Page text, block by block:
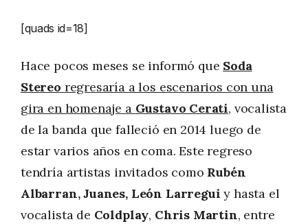
[quads id=18]
Hace pocos meses se informó que Soda
Stereo regresaría a los escenarios con una
gira en homenaje a Gustavo Cerati, vocalista
de la banda que falleció en 2014 luego de
estar varios años en coma. Este regreso
tendría artistas invitados como Rubén
Albarran, Juanes, León Larregui y hasta el
vocalista de Coldplay, Chris Martin, entre